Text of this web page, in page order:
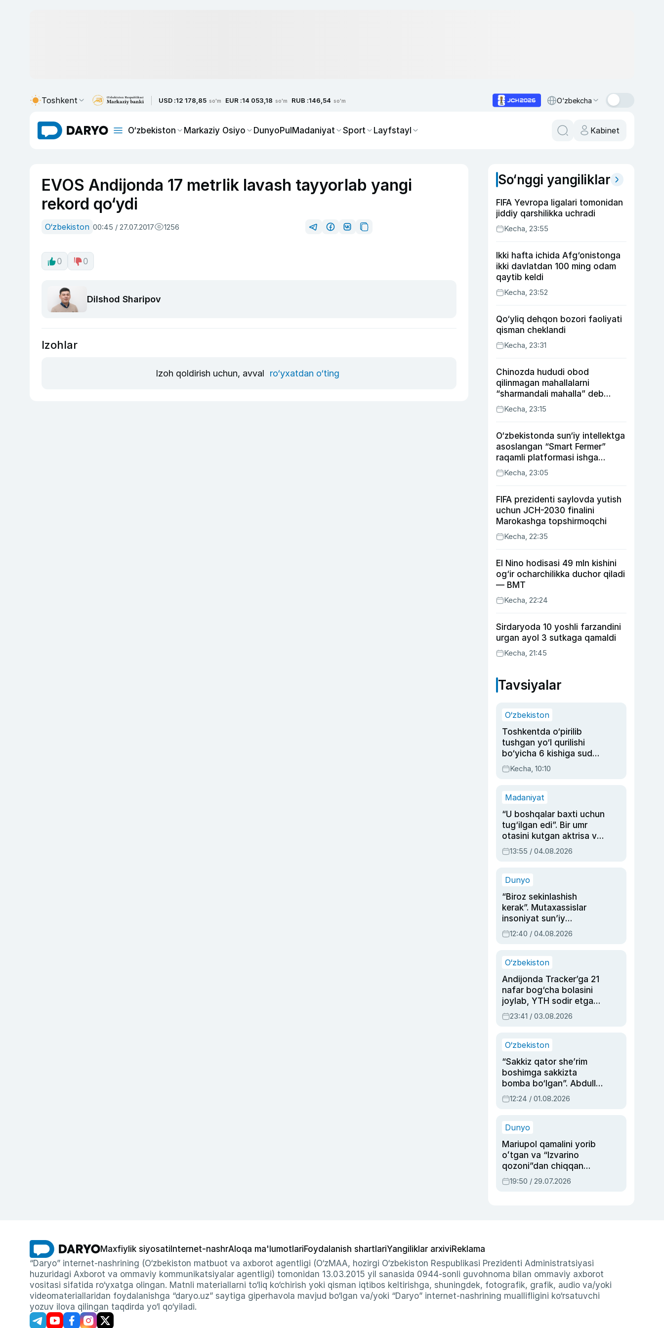
Toshkent USD :12 178,85 so'm EUR :14 053,18 so'm RUB :146,54 so'm O‘zbekcha
O‘zbekiston Markaziy Osiyo DunyoPulMadaniyat Sport Layfstayl Kabinet
EVOS Andijonda 17 metrlik lavash tayyorlab yangi
rekord qo‘ydi
O‘zbekiston 00:45 / 27.07.2017 1256
0 0
Dilshod Sharipov
Izohlar
Izoh qoldirish uchun, avval ro‘yxatdan o‘ting
So‘nggi yangiliklar
FIFA Yevropa ligalari tomonidan
jiddiy qarshilikka uchradi
Kecha, 23:55
Ikki hafta ichida Afg‘onistonga
ikki davlatdan 100 ming odam
qaytib keldi
Kecha, 23:52
Qo‘yliq dehqon bozori faoliyati
qisman cheklandi
Kecha, 23:31
Chinozda hududi obod
qilinmagan mahallalarni
“sharmandali mahalla” deb
belgilash boshlandi
Kecha, 23:15
O‘zbekistonda sun‘iy intellektga
asoslangan “Smart Fermer”
raqamli platformasi ishga
tushiriladi
Kecha, 23:05
FIFA prezidenti saylovda yutish
uchun JCH-2030 finalini
Marokashga topshirmoqchi
Kecha, 22:35
El Nino hodisasi 49 mln kishini
og‘ir ocharchilikka duchor qiladi
— BMT
Kecha, 22:24
Sirdaryoda 10 yoshli farzandini
urgan ayol 3 sutkaga qamaldi
Kecha, 21:45
Tavsiyalar
O‘zbekiston
Toshkentda o‘pirilib
tushgan yo‘l qurilishi
bo‘yicha 6 kishiga sud
hukmi o‘qildi
Kecha, 10:10
Madaniyat
“U boshqalar baxti uchun
tug‘ilgan edi”. Bir umr
otasini kutgan aktrisa va
dublyaj ustasi Rimma
Ahmedovaning
13:55 / 04.08.2026
Dunyo
“Biroz sekinlashish
kerak”. Mutaxassislar
insoniyat sun’iy
intellektni boshqara
olmay qolishidan xavotir
12:40 / 04.08.2026
O‘zbekiston
Andijonda Tracker’ga 21
nafar bog‘cha bolasini
joylab, YTH sodir etgan
ayolga sud hukmi o‘qildi
23:41 / 03.08.2026
O‘zbekiston
“Sakkiz qator she’rim
boshimga sakkizta
bomba bo‘lgan”. Abdulla
Oripovni siyosiy
ayblovlardan asrab
12:24 / 01.08.2026
Dunyo
Mariupol qamalini yorib
oʻtgan va “Izvarino
qozoni”dan chiqqan
qahramon — Ukraina
armiyasi bosh
19:50 / 29.07.2026
Maxfiylik siyosati Internet-nashrAloqa ma'lumotlariFoydalanish shartlariYangiliklar arxiviReklama
“Daryo” internet-nashrining (O‘zbekiston matbuot va axborot agentligi (O‘zMAA, hozirgi O‘zbekiston Respublikasi Prezidenti Administratsiyasi
huzuridagi Axborot va ommaviy kommunikatsiyalar agentligi) tomonidan 13.03.2015 yil sanasida 0944-sonli guvohnoma bilan ommaviy axborot
vositasi sifatida ro‘yxatga olingan. Matnli materiallarni to‘liq ko‘chirish yoki qisman iqtibos keltirishga, shuningdek, fotografik, grafik, audio va/yoki
videomateriallaridan foydalanishga “daryo.uz” saytiga giperhavola mavjud bo‘lgan va/yoki “Daryo” internet-nashrining muallifligini ko‘rsatuvchi
yozuv ilova qilingan taqdirda yo‘l qo‘yiladi.